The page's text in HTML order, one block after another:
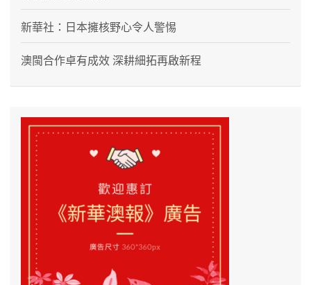
新華社：日本擁核野心令人警惕
澳閩合作卓有成效 深耕細拓再啟新程